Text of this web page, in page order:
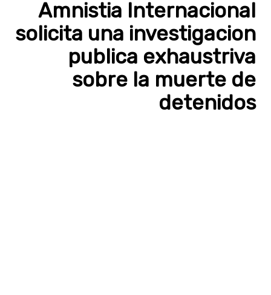
Amnistia Internacional
solicita una investigacion
publica exhaustriva
sobre la muerte de
detenidos